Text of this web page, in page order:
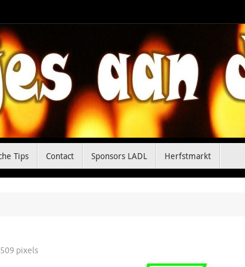
Tips Contact Sponsors LADL Herfstmarkt
pixels